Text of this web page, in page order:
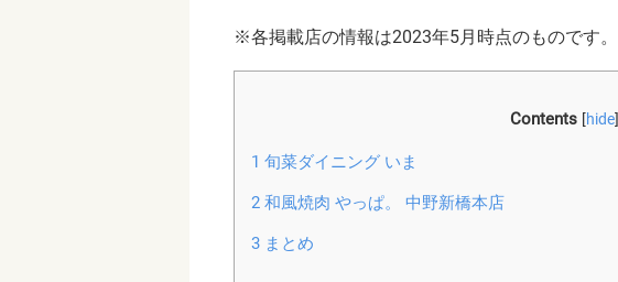
※各掲載店の情報は2023年5月時点のものです。
Contents [hide]
1 旬菜ダイニング いま
2和風焼肉 やっぱ。 中野新橋本店
3まとめ